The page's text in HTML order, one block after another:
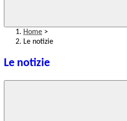
Home >
Le notizie
Le notizie